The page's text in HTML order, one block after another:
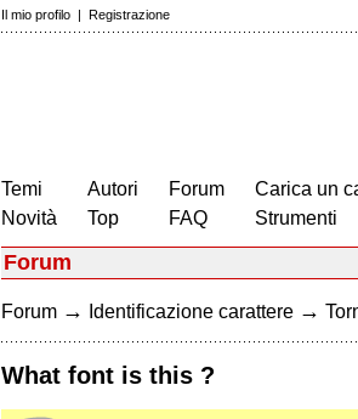
Il mio profilo | Registrazione
Temi
Novità
Autori
Top
Forum
FAQ
Carica un
Strumenti
Forum
Forum → Identificazione carattere →
What font is this ?